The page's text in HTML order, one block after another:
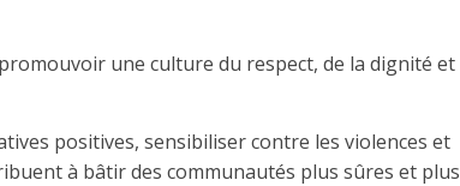
une culture du respect, de la dignité et
positives, sensibiliser contre les violences et
à bâtir des communautés plus sûres et plus